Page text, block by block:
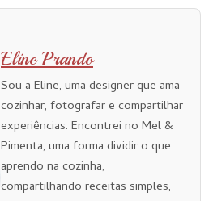
Eline Prando
Sou a Eline, uma designer que ama
cozinhar, fotografar e compartilhar
experiências. Encontrei no Mel &
Pimenta, uma forma dividir o que
aprendo na cozinha,
compartilhando receitas simples,